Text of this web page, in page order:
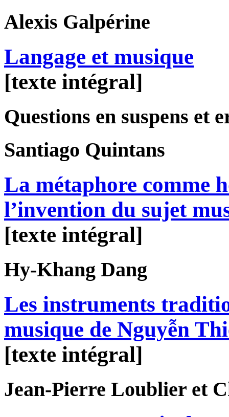
Alexis Galpérine
Langage et musique
[texte intégral]
Questions en suspens et
Santiago Quintans
La métaphore comme
l’invention du sujet
[texte intégral]
Hy-Khang Dang
Les instruments
musique de Nguyễn
[texte intégral]
Jean-Pierre Loublier et